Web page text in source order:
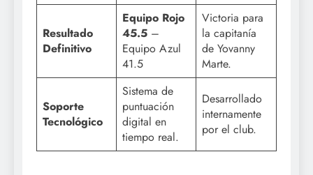
Resultado
Definitivo
Equipo Rojo
45.5 –
Equipo Azul
41.5
Victoria para
la capitanía
de Yovanny
Marte.
Soporte
Tecnológico
Sistema de
puntuación
digital en
tiempo real.
Desarrollado
internamente
por el club.